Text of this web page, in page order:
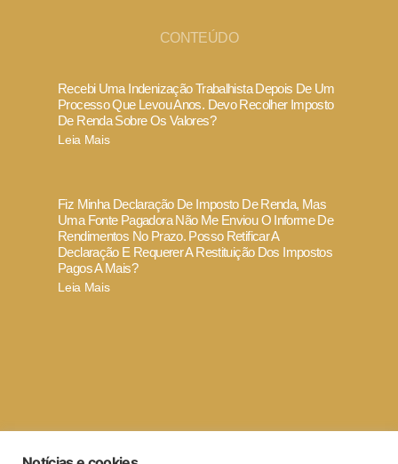
CONTEÚDO
Recebi Uma Indenização Trabalhista Depois De Um
Processo Que Levou Anos. Devo Recolher Imposto
De Renda Sobre Os Valores?
Leia Mais
Fiz Minha Declaração De Imposto De Renda, Mas
Uma Fonte Pagadora Não Me Enviou O Informe De
Rendimentos No Prazo. Posso Retificar A
Declaração E Requerer A Restituição Dos Impostos
Pagos A Mais?
Leia Mais